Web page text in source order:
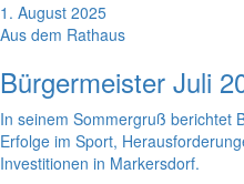
1. August 2025
Aus dem Rathaus
Bürgermeister Juli
In seinem Sommergruß berichtet
Erfolge im Sport,
Investitionen in Markersdorf.